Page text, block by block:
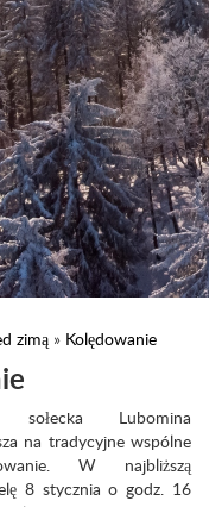
zimą » Kolędowanie
sołecka Lubomina
na tradycyjne wspólne
W najbliższą
8 stycznia o godz. 16